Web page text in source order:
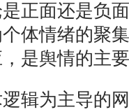
正面还是负
体情绪的聚
是舆情的主
为主导的网